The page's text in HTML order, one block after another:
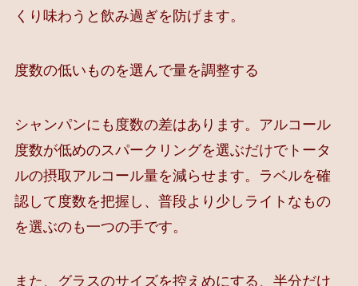
くり味わうと飲み過ぎを防げます。
度数の低いものを選んで量を調整する
シャンパンにも度数の差はあります。アルコール
度数が低めのスパークリングを選ぶだけでトータ
ルの摂取アルコール量を減らせます。ラベルを確
認して度数を把握し、普段より少しライトなもの
を選ぶのも一つの手です。
また、グラスのサイズを控えめにする、半分だけ